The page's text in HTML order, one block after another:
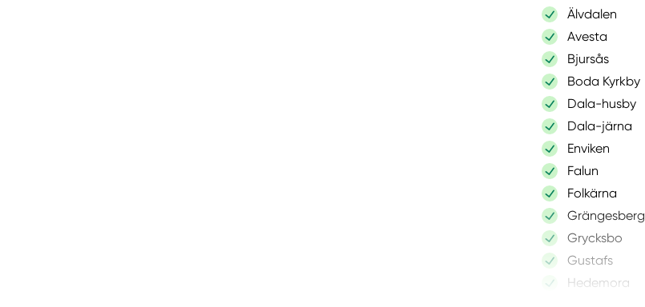
Älvdalen
Avesta
Bjursås
Boda Kyrkby
Dala-husby
Dala-järna
Enviken
Falun
Folkärna
Grängesberg
Grycksbo
Gustafs
Hedemora